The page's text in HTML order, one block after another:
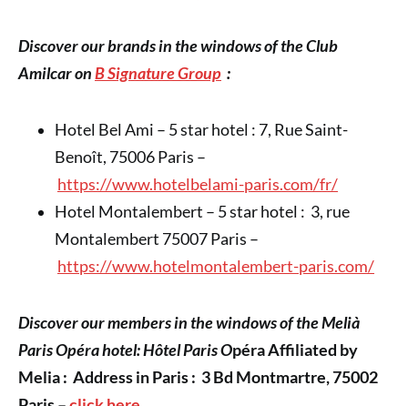
Discover our brands in the windows of the Club
Amilcar onB Signature Group :
Hotel Bel Ami – 5 star hotel : 7, Rue Saint-
Benoît, 75006 Paris –
https://www.hotelbelami-paris.com/fr/
Hotel Montalembert – 5 star hotel : 3, rue
Montalembert 75007 Paris –
https://www.hotelmontalembert-paris.com/
Discover our members in the windows of the Melià
Paris Opéra hotel: Hôtel Paris Opéra Affiliated by
Melia : Address in Paris : 3 Bd Montmartre, 75002